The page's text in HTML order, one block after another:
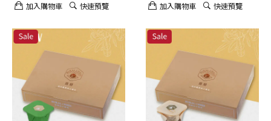
加入購物車 快速預覽 加入購物車 快速預覽